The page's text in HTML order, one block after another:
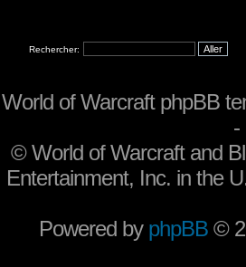
Rechercher:
World of Warcraft phpBB
-
©World of Warcraft and
Entertainment, Inc. in the
Powered by phpBB ©